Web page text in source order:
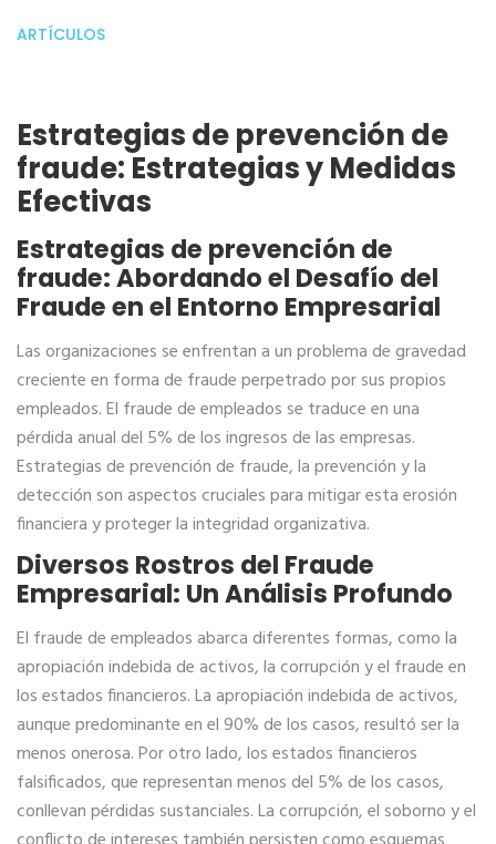
ARTÍCULOS
Estrategias de prevención de
fraude: Estrategias y Medidas
Efectivas
Estrategias de prevención de
fraude: Abordando el Desafío del
Fraude en el Entorno Empresarial
Las organizaciones se enfrentan a un problema de gravedad
creciente en forma de fraude perpetrado por sus propios
empleados. El fraude de empleados se traduce en una
pérdida anual del 5% de los ingresos de las empresas.
Estrategias de prevención de fraude, la prevención y la
detección son aspectos cruciales para mitigar esta erosión
financiera y proteger la integridad organizativa.
Diversos Rostros del Fraude
Empresarial: Un Análisis Profundo
El fraude de empleados abarca diferentes formas, como la
apropiación indebida de activos, la corrupción y el fraude en
los estados financieros. La apropiación indebida de activos,
aunque predominante en el 90% de los casos, resultó ser la
menos onerosa. Por otro lado, los estados financieros
falsificados, que representan menos del 5% de los casos,
conllevan pérdidas sustanciales. La corrupción, el soborno y el